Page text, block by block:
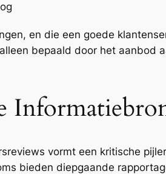
en die een goede
bepaald door het aanbod
vormt een kritische
bieden diepgaande